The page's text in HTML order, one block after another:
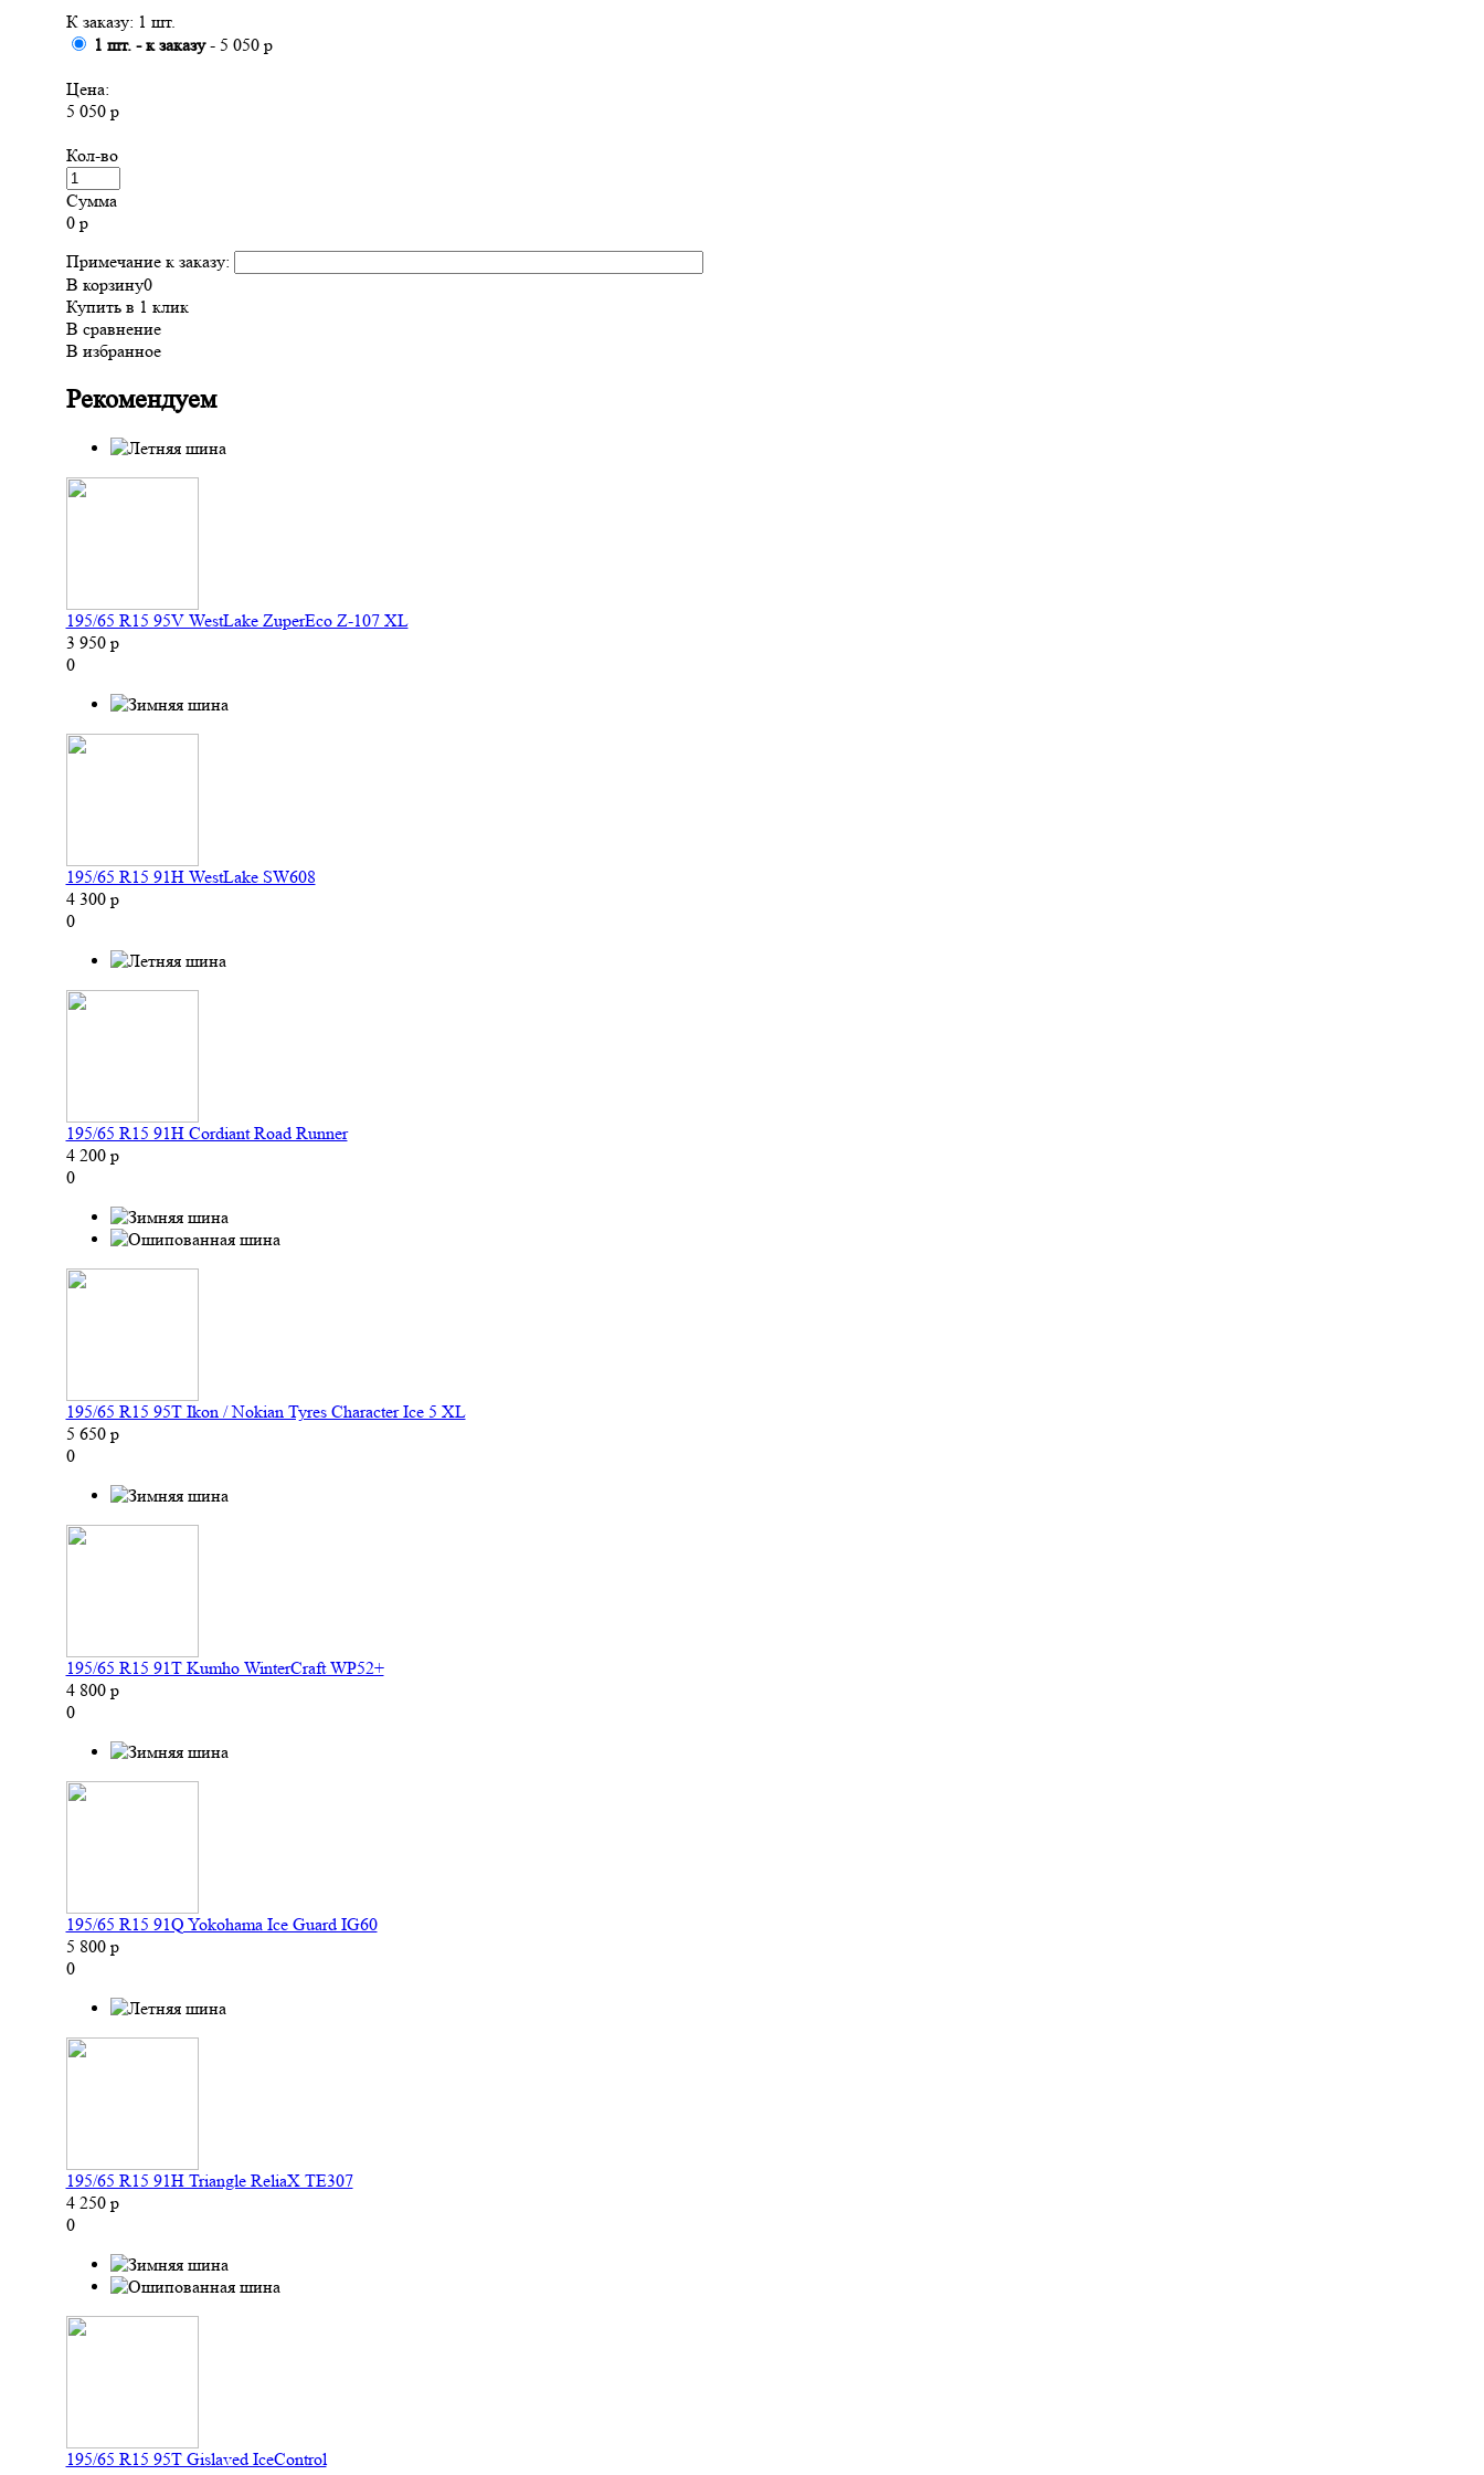
К заказу: 1 шт.
1 шт. - к заказу- 5 050 р
Цена:
5 050 р
Кол-во
Сумма
0р
Примечание к заказу:
В корзину0
Купить в 1 клик
В сравнение
В избранное
Рекомендуем
195/65 R15 95V WestLake ZuperEco Z-107 XL
3 950 р
0
195/65 R15 91H WestLake SW608
4 300 р
0
195/65 R15 91H Cordiant Road Runner
4 200 р
0
195/65 R15 95T Ikon / Nokian Tyres Character Ice 5 XL
5 650 р
0
195/65 R15 91T Kumho WinterCraft WP52+
4 800 р
0
195/65 R15 91Q Yokohama Ice Guard IG60
5 800 р
0
195/65 R15 91H Triangle ReliaX TE307
4 250 р
0
195/65 R15 95T Gislaved IceControl